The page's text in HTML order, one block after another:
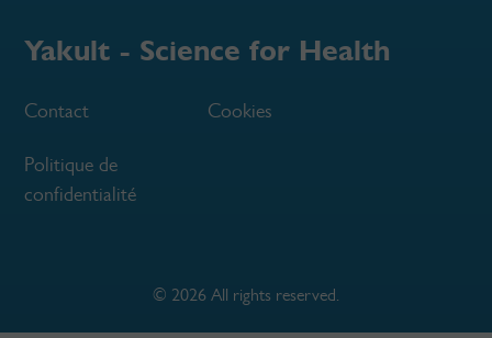
Yakult - Science for Health
Contact Cookies
Politique de
confidentialité
© 2026 All rights reserved.